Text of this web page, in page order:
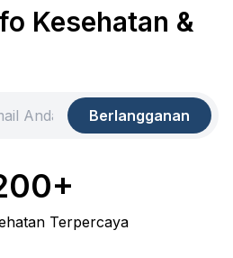
Kesehatan &
Berlangganan
Terpercaya